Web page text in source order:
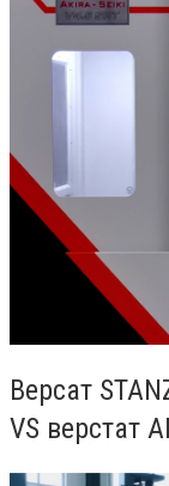
Версат
VS верстат